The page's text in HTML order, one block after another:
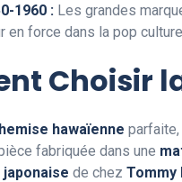
1960 : Les grandes
en force dans la pop
Choisir
hawaïenne
fabriquée dans une
de chez Tommy